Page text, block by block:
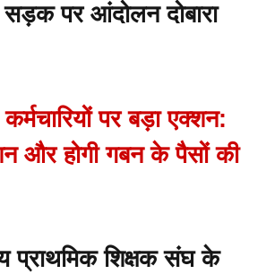
पर आंदोलन दोबारा
कर्मचारियों पर बड़ा एक्शन:
और होगी गबन के पैसों की
प्राथमिक शिक्षक संघ के